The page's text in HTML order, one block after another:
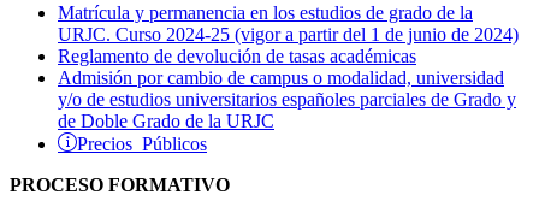
Matrícula y permanencia en los estudios de grado de la
URJC. Curso 2024-25 (vigor a partir del 1 de junio de 2024)
Reglamento de devolución de tasas académicas
Admisión por cambio de campus o modalidad, universidad
y/o de estudios universitarios españoles parciales de Grado y
de Doble Grado de la URJC
Precios Públicos
PROCESO FORMATIVO